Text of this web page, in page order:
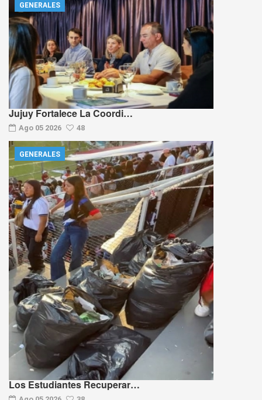
Jujuy Fortalece La Coordi…
Ago 05 2026 48
GENERALES
Los Estudiantes Recuperar…
GENERALES